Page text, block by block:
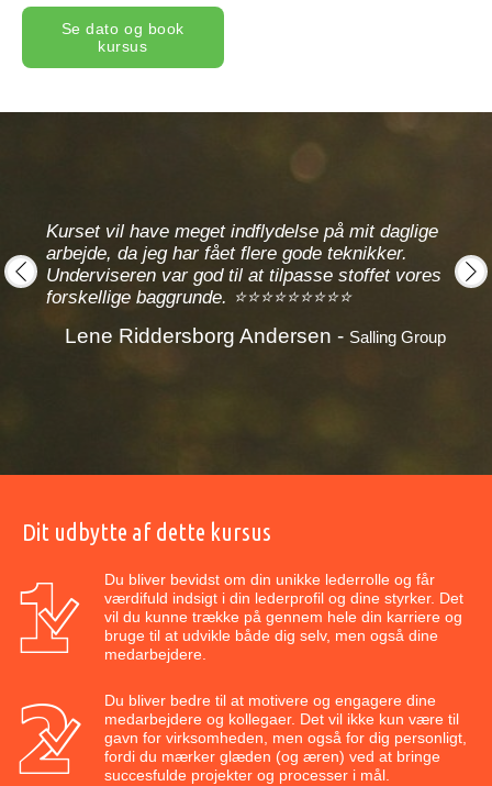
Se dato og book
kursus
for
Kurset vil have meget indflydelse på mit daglige
arbejde, da jeg har fået flere gode teknikker.
Underviseren var god til at tilpasse stoffet vores
forskellige baggrunde. ⭐⭐⭐⭐⭐⭐⭐⭐⭐
Lene Riddersborg Andersen - Salling Group
Dit udbytte af dette kursus
Du bliver bevidst om din unikke lederrolle og får
værdifuld indsigt i din lederprofil og dine styrker. Det
vil du kunne trække på gennem hele din karriere og
bruge til at udvikle både dig selv, men også dine
medarbejdere.
Du bliver bedre til at motivere og engagere dine
medarbejdere og kollegaer. Det vil ikke kun være til
gavn for virksomheden, men også for dig personligt,
fordi du mærker glæden (og æren) ved at bringe
succesfulde projekter og processer i mål.